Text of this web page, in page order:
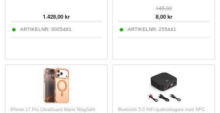
1.428,00 kr
ARTIKELNR: 3005481
145,00
8,00 kr
ARTIKELNR: 255441
iPhone 17 Pro UltraGuard Matte MagSafe
Bluetooth 5.0 HiFi-ljudmottagare med NFC